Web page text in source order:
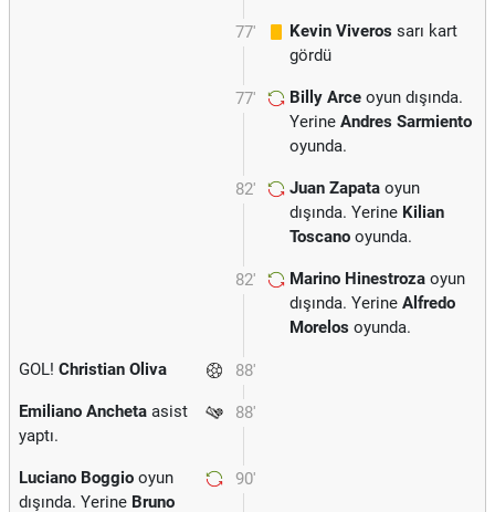
77' Kevin Viveros sarı kart
gördü
77' Billy Arce oyun dışında.
Yerine Andres Sarmiento
oyunda.
82' Juan Zapata oyun
dışında. Yerine Kilian
Toscano oyunda.
82' Marino Hinestroza oyun
dışında. Yerine Alfredo
Morelos oyunda.
88'
GOL! Christian Oliva
88'
Emiliano Ancheta asist
yaptı.
90'
Luciano Boggio oyun
dışında. Yerine Bruno